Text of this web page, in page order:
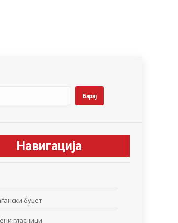
Барај
Навигација
буџет
гласници